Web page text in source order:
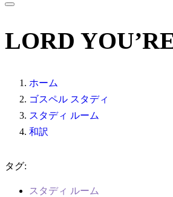
LORD
ホーム
ゴスペル スタディ
スタディ ルーム
和訳
タグ:
スタディ ルーム